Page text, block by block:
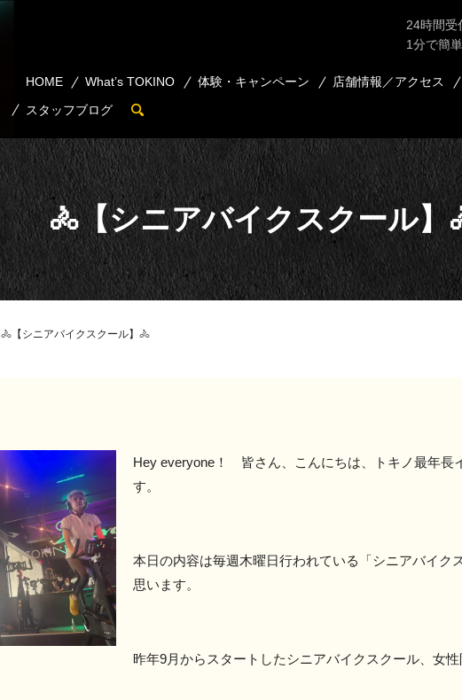
HOME What’s TOKINO 体験・キャンペーン 店舗情報／アクセス
スタッフブログ
search
24時間受
1分で簡
🚴【シニアバイクスクール】
🚴【シニアバイクスクール】🚴
Hey everyone！ 皆さん、こんにちは、トキノ最年長
す。
本日の内容は毎週木曜日行われている「シニアバイク
思います。
昨年9月からスタートしたシニアバイクスクール、女